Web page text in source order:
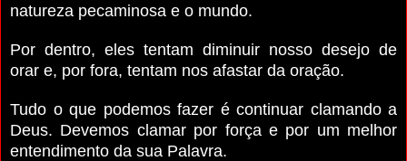
natureza pecaminosa e o mundo.
Por dentro, eles tentam diminuir nosso desejo de
orar e, por fora, tentam nos afastar da oração.
Tudo o que podemos fazer é continuar clamando a
Deus. Devemos clamar por força e por um melhor
entendimento da sua Palavra.